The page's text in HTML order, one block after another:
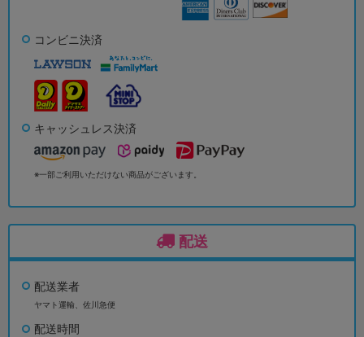
コンビニ決済
キャッシュレス決済
※一部ご利用いただけない商品がございます。
配送
配送業者
ヤマト運輸、佐川急便
配送時間